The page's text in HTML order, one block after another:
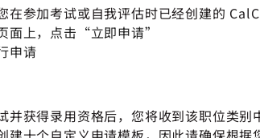
在参加考试或自我评估时已经创建的
面上，点击“立即申请”
申请
并获得录用资格后，您将收到该职位类别